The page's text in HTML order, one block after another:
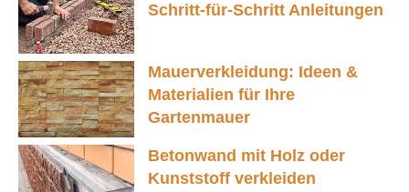
Schritt-für-Schritt Anleitungen
Mauerverkleidung: Ideen &
Materialien für Ihre
Gartenmauer
Betonwand mit Holz oder
Kunststoff verkleiden